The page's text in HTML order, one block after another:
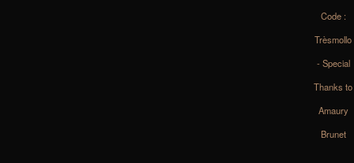
Code :
Trèsmollo
- Special
Thanks to
Amaury
Brunet